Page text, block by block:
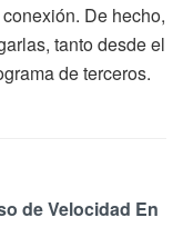
De hecho,
tanto desde el
de terceros.
de Velocidad En